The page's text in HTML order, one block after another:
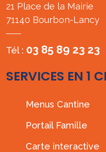
21 Place de la Mairie
71140 Bourbon-Lancy
Tél : 03 85 89 23 23
SERVICES EN 1
Menus Cantine
Portail Famille
Carte interactive